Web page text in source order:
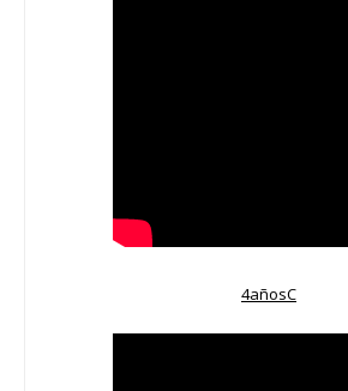
4añosC